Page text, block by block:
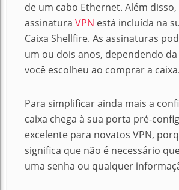
de um cabo Ethernet. Além
assinatura VPN está incluída na
Caixa Shellfire. As assinaturas
um ou dois anos, dependendo
você escolheu ao comprar a caixa.
Para simplificar ainda mais a
caixa chega à sua porta pré-
excelente para novatos VPN,
significa que não é necessário
uma senha ou qualquer